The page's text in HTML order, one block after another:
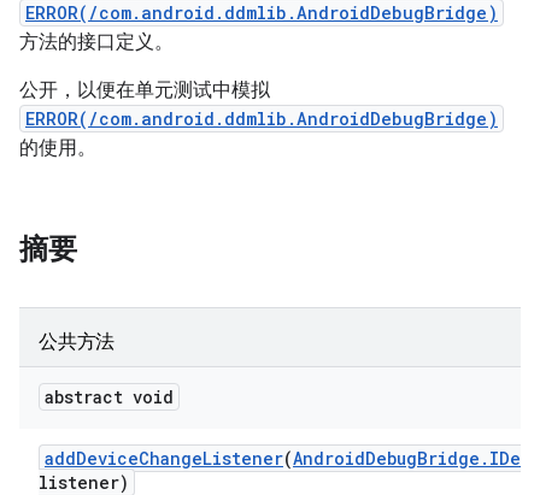
ERROR(/com.android.ddmlib.AndroidDebugBridge)
方法的接口定义。
公开，以便在单元测试中模拟
ERROR(/com.android.ddmlib.AndroidDebugBridge)
的使用。
摘要
公共方法
abstract void
addDeviceChangeListener(AndroidDebugBridge .
listener)